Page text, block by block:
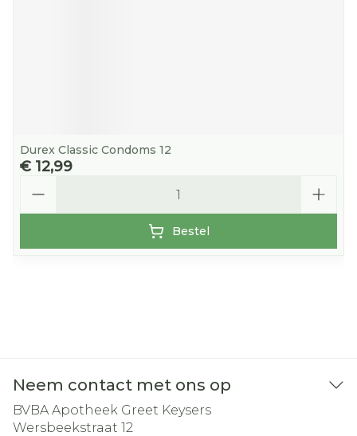
Durex Classic Condoms 12
€ 12,99
Bestel
Neem contact met ons op
BVBA Apotheek Greet Keysers
Wersbeekstraat 12